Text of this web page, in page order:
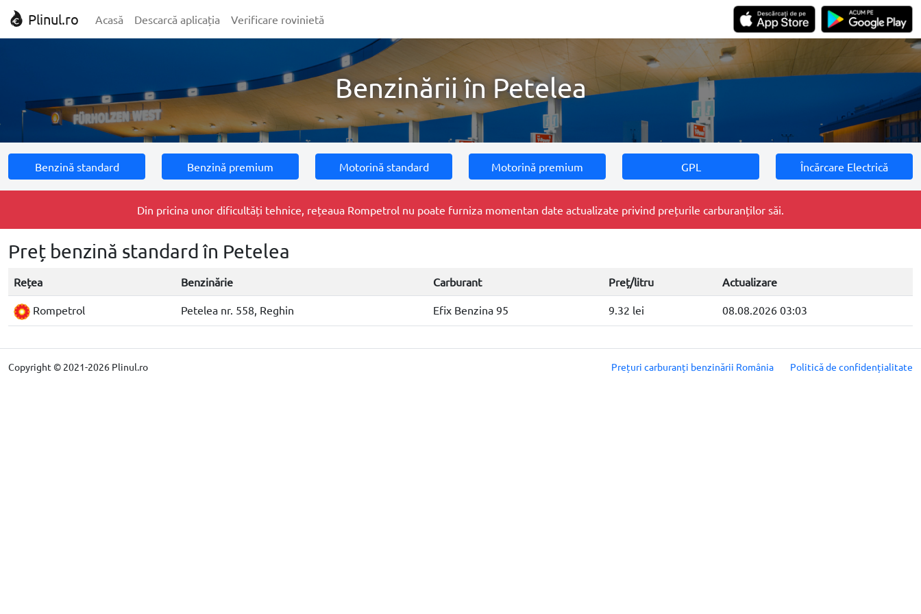
Plinul.ro Acasă Descarcă aplicația Verificare rovinietă
Benzinării în Petelea
Benzină standard Benzină premium Motorină standard Motorină premium GPL Încărcare Electrică
Din pricina unor dificultăți tehnice, rețeaua Rompetrol nu poate furniza momentan date actualizate privind prețurile carburanților săi.
Preț benzină standard în Petelea
Rețea Benzinărie Carburant Preț/litru Actualizare
Rompetrol Petelea nr. 558, Reghin Efix Benzina 95 9.32 lei 08.08.2026 03:03
Copyright © 2021-2026 Plinul.ro Prețuri carburanți benzinării România Politică de confidențialitate